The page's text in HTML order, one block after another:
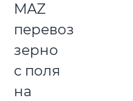
MAZ
перевозил
зерно
с поля
на